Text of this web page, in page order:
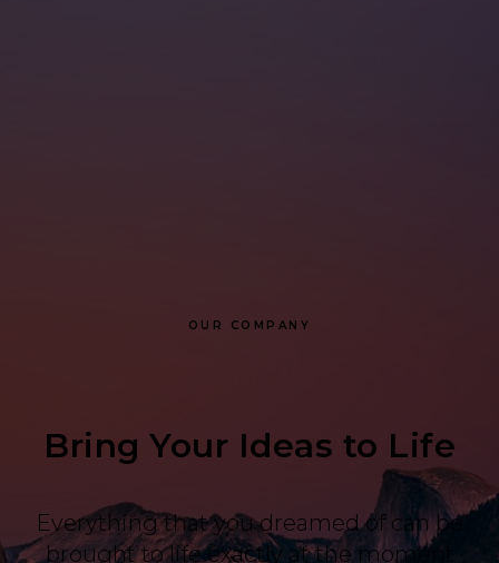
OUR COMPANY
Bring Your Ideas to Life
Everything that you dreamed of can be
brought to life exactly at the moment